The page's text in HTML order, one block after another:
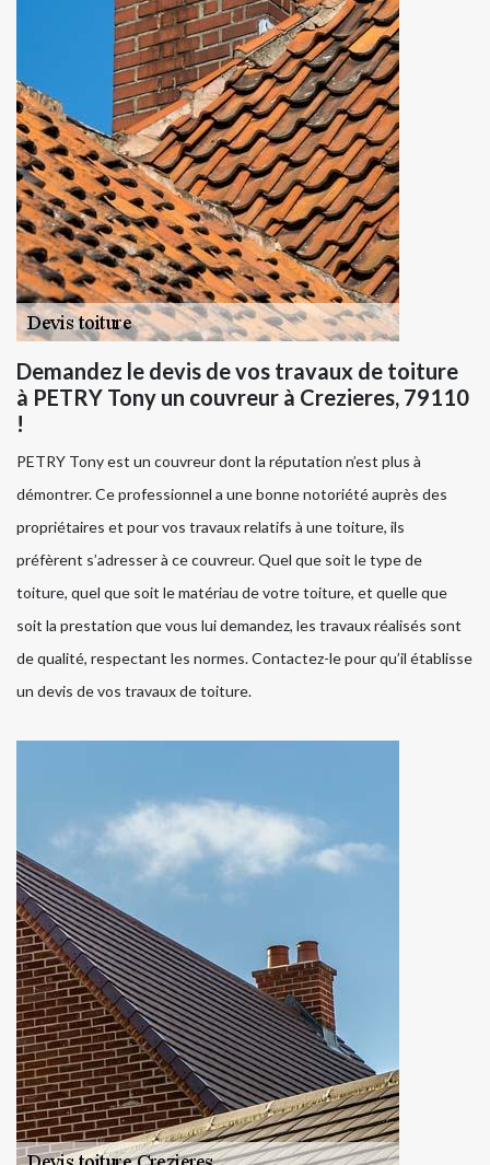
Demandez le devis de vos travaux de toiture
à PETRY Tony un couvreur à Crezieres, 79110
!
PETRY Tony est un couvreur dont la réputation n’est plus à
démontrer. Ce professionnel a une bonne notoriété auprès des
propriétaires et pour vos travaux relatifs à une toiture, ils
préfèrent s’adresser à ce couvreur. Quel que soit le type de
toiture, quel que soit le matériau de votre toiture, et quelle que
soit la prestation que vous lui demandez, les travaux réalisés sont
de qualité, respectant les normes. Contactez-le pour qu’il établisse
un devis de vos travaux de toiture.